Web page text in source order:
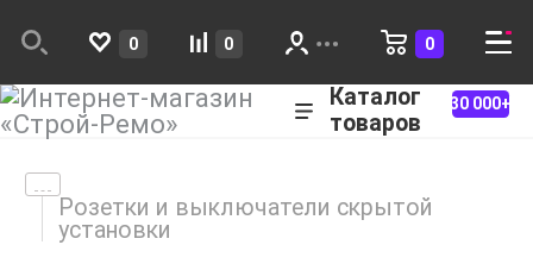
0 0 0
Каталог
товаров
30 000+
Розетки и выключатели скрытой
установки